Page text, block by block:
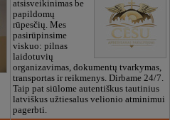
atsisveikinimas be
papildomų
rūpesčių. Mes
pasirūpinsime
viskuo: pilnas
laidotuvių
organizavimas, dokumentų tvarkymas,
transportas ir reikmenys. Dirbame 24/7.
Taip pat siūlome autentiškus tautinius
latviškus užtiesalus velionio atminimui
pagerbti.